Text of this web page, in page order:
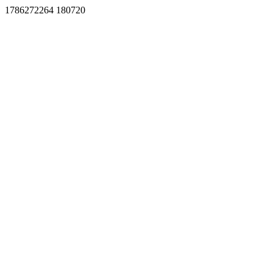
1786272264 180720